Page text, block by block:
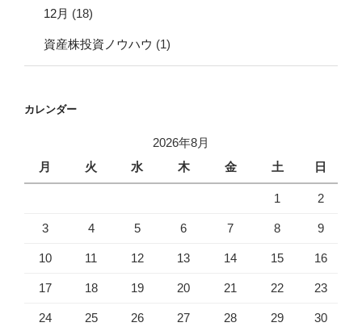
12月 (18)
資産株投資ノウハウ (1)
カレンダー
2026年8月
月
火 水 木 金 土 日
1 2
3 4 5 6 7 8 9
10 11 12 13 14 15 16
17 18 19 20 21 22 23
24 25 26 27 28 29 30